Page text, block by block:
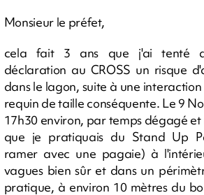
Monsieur le préfet,
cela fait 3 ans que j'ai tenté
déclaration au CROSS un risque
dans le lagon, suite à une
requin de taille conséquente. Le 9
17h30 environ, par temps dégagé
que je pratiquais du Stand Up
ramer avec une pagaie) à
vagues bien sûr et dans un
pratique, à environ 10 mètres du